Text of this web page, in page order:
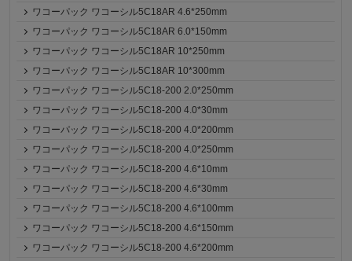
ワコーパック ワコーシル5C18AR 4.6*250mm
ワコーパック ワコーシル5C18AR 6.0*150mm
ワコーパック ワコーシル5C18AR 10*250mm
ワコーパック ワコーシル5C18AR 10*300mm
ワコーパック ワコーシル5C18-200 2.0*250mm
ワコーパック ワコーシル5C18-200 4.0*30mm
ワコーパック ワコーシル5C18-200 4.0*200mm
ワコーパック ワコーシル5C18-200 4.0*250mm
ワコーパック ワコーシル5C18-200 4.6*10mm
ワコーパック ワコーシル5C18-200 4.6*30mm
ワコーパック ワコーシル5C18-200 4.6*100mm
ワコーパック ワコーシル5C18-200 4.6*150mm
ワコーパック ワコーシル5C18-200 4.6*200mm